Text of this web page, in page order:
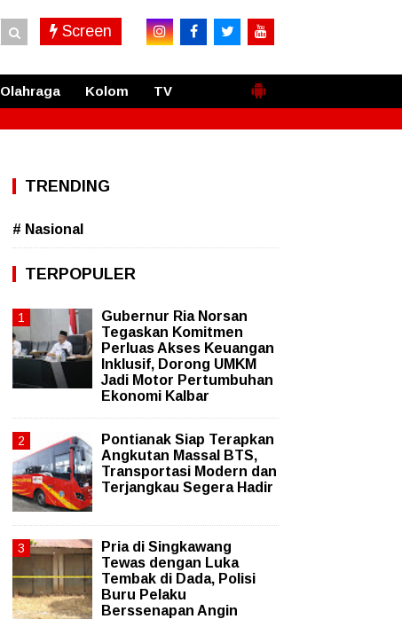
Screen
Olahraga Kolom TV
TRENDING
# Nasional
TERPOPULER
Gubernur Ria Norsan
Tegaskan Komitmen
Perluas Akses Keuangan
Inklusif, Dorong UMKM
Jadi Motor Pertumbuhan
Ekonomi Kalbar
Pontianak Siap Terapkan
Angkutan Massal BTS,
Transportasi Modern dan
Terjangkau Segera Hadir
Pria di Singkawang
Tewas dengan Luka
Tembak di Dada, Polisi
Buru Pelaku
Berssenapan Angin